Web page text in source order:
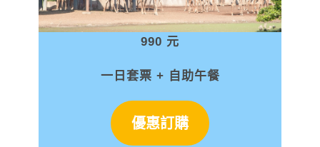
990 元
一日套票 + 自助午餐
優惠訂購